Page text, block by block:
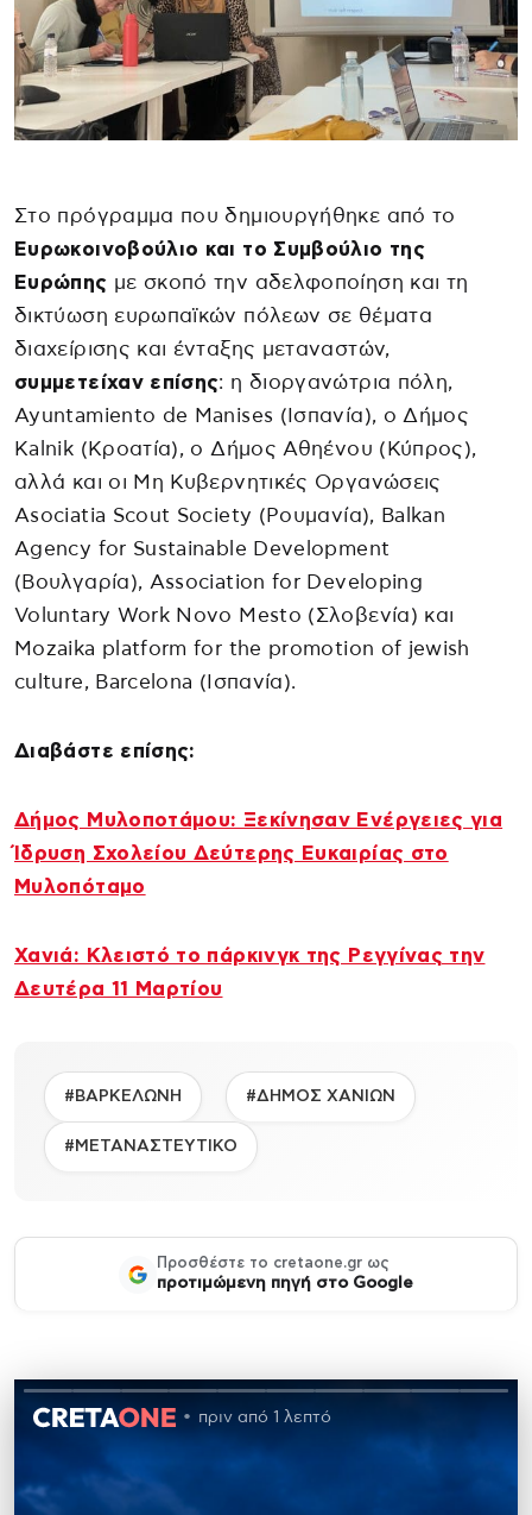
Στο πρόγραμμα που δημιουργήθηκε από το
Ευρωκοινοβούλιο και το Συμβούλιο της
Ευρώπης με σκοπό την αδελφοποίηση και τη
δικτύωση ευρωπαϊκών πόλεων σε θέματα
διαχείρισης και ένταξης μεταναστών,
συμμετείχαν επίσης: η διοργανώτρια πόλη,
Ayuntamiento de Manises (Ισπανία), ο Δήμος
Kalnik (Κροατία), ο Δήμος Αθηένου (Κύπρος),
αλλά και οι Μη Κυβερνητικές Οργανώσεις
Asociatia Scout Society (Ρουμανία), Balkan
Agency for Sustainable Development
(Βουλγαρία), Association for Developing
Voluntary Work Novo Mesto (Σλοβενία) και
Mozaika platform for the promotion of jewish
culture, Barcelona (Ισπανία).
Διαβάστε επίσης:
Δήμος Μυλοποτάμου: Ξεκίνησαν Ενέργειες για
Ίδρυση Σχολείου Δεύτερης Ευκαιρίας στο
Μυλοπόταμο
Χανιά: Κλειστό το πάρκινγκ της Ρεγγίνας την
Δευτέρα 11 Μαρτίου
#ΒΑΡΚΕΛΩΝΗ #ΔΗΜΟΣ ΧΑΝΙΩΝ
#ΜΕΤΑΝΑΣΤΕΥΤΙΚΟ
Προσθέστε το cretaone.gr ως
προτιμώμενη πηγή στο Google
πριν από 1 λεπτό